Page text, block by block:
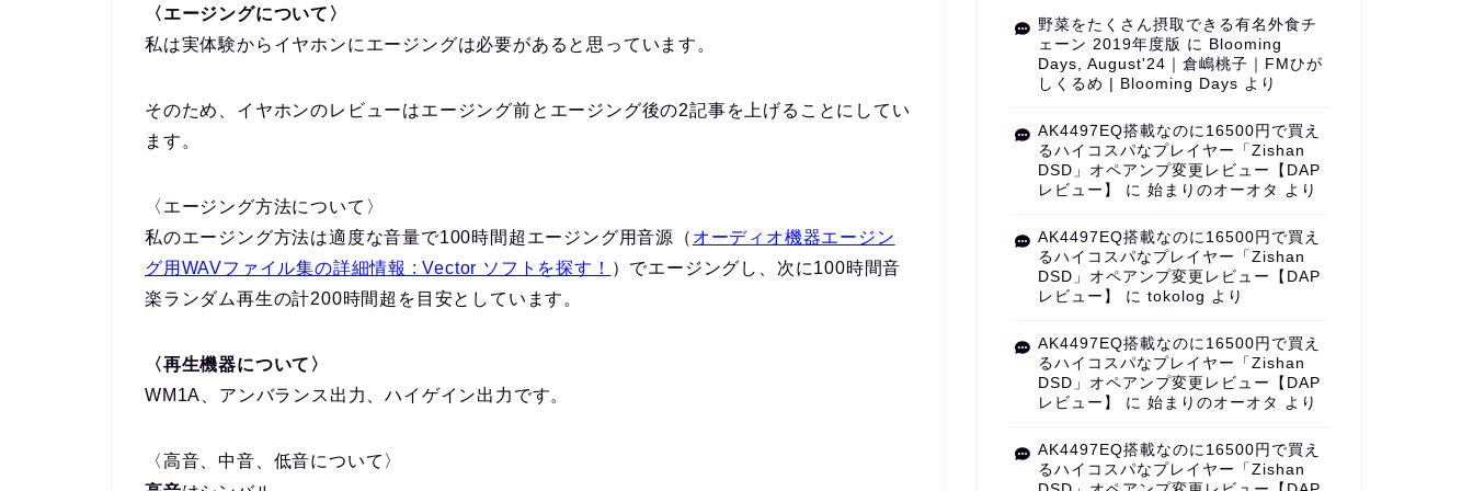
〈エージングについて〉
私は実体験からイヤホンにエージングは必要があると思っています。
そのため、イヤホンのレビューはエージング前とエージング後の2記事を上げることにしてい
ます。
〈エージング方法について〉
私のエージング方法は適度な音量で100時間超エージング用音源（ オーディオ機器エージン
グ用WAVファイル集の詳細情報 : Vector ソフトを探す！ ）でエージングし、次に100時間音
楽ランダム再生の計200時間超を目安としています。
〈再生機器について〉
WM1A、アンバランス出力、ハイゲイン出力です。
〈高音、中音、低音について〉
野菜をたくさん摂取できる有名外食チ
ェーン 2019年度版 に Blooming
Days, August'24｜倉嶋桃子｜FMひが
しくるめ | Blooming Days より
AK4497EQ搭載なのに16500円で買え
るハイコスパなプレイヤー「Zishan
DSD」オペアンプ変更レビュー【DAP
レビュー】
に 始まりのオーオタ より
AK4497EQ搭載なのに16500円で買え
るハイコスパなプレイヤー「Zishan
DSD」オペアンプ変更レビュー【DAP
レビュー】
に tokolog より
AK4497EQ搭載なのに16500円で買え
るハイコスパなプレイヤー「Zishan
DSD」オペアンプ変更レビュー【DAP
レビュー】
に 始まりのオーオタ より
AK4497EQ搭載なのに16500円で買え
るハイコスパなプレイヤー「Zishan